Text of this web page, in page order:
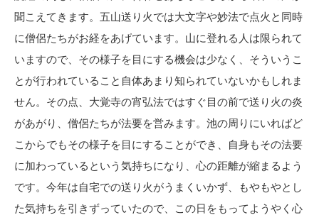
聞こえてきます。五山送り火では大文字や妙法で点火と同時
に僧侶たちがお経をあげています。山に登れる人は限られて
いますので、その様子を目にする機会は少なく、そういうこ
とが行われていること自体あまり知られていないかもしれま
せん。その点、大覚寺の宵弘法ではすぐ目の前で送り火の炎
があがり、僧侶たちが法要を営みます。池の周りにいればど
こからでもその様子を目にすることができ、自身もその法要
に加わっているという気持ちになり、心の距離が縮まるよう
です。今年は自宅での送り火がうまくいかず、もやもやとし
た気持ちを引きずっていたので、この日をもってようやく心